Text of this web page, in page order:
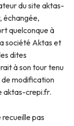
du site aktas-
échangée,
quelconque à
société Aktas et
dites
à son tour tenu
modification
aktas-crepi.fr.
recueille pas